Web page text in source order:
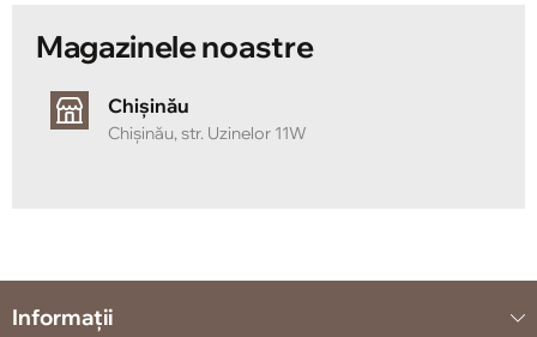
Magazinele noastre
Chișinău
Chișinău, str. Uzinelor 11W
Informații